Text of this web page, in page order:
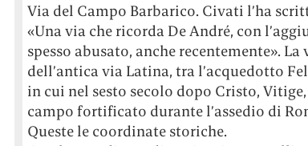
Via del Campo Barbarico. Civati l’ha
«Una via che ricorda De André, con
spesso abusato, anche recentemente».
dell’antica via Latina, tra l’acquedotto
in cui nel sesto secolo dopo Cristo,
campo fortificato durante l’assedio di
Queste le coordinate storiche.